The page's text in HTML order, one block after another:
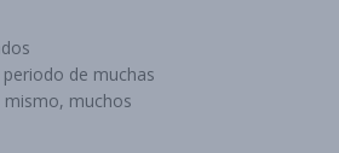
de muchas
mismo, muchos